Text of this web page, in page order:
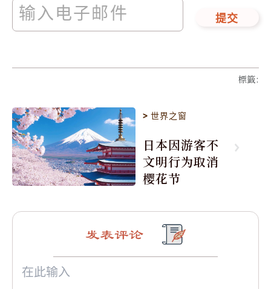
提交
標籤:
>世界之窗
日本因游客不
文明行为取消
樱花节
发表评论